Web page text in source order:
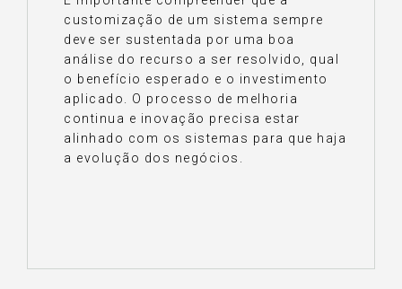
customização de um sistema sempre
deve ser sustentada por uma boa
análise do recurso a ser resolvido, qual
o benefício esperado e o investimento
aplicado. O processo de melhoria
continua e inovação precisa estar
alinhado com os sistemas para que haja
a evolução dos negócios.